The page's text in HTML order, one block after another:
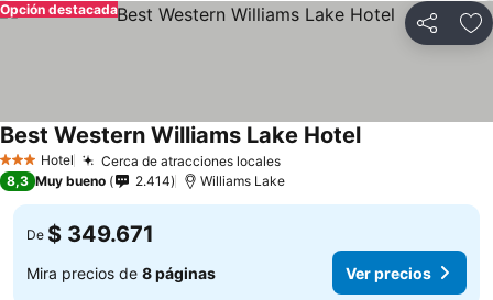
Compartir
Opción destacada
3 Estrellas
Hotel Cerca de atracciones locales
Best Western Williams Lake Hotel
8,3 Muy bueno 2.414 Williams Lake
De $ 349.671
Mira precios de 8 páginas Ver precios